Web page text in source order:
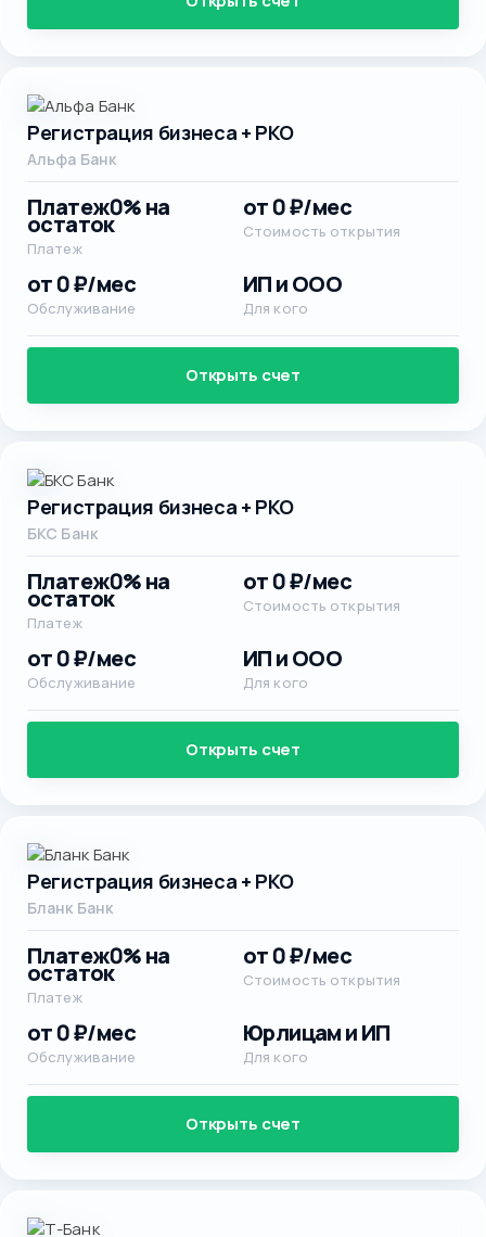
Регистрация бизнеса + РКО
Альфа Банк
Платеж0% на
остаток
Платеж
от 0 ₽/мес
Стоимость открытия
от 0 ₽/мес
Обслуживание
ИП и ООО
Для кого
Открыть счет
Регистрация бизнеса + РКО
БКС Банк
Платеж0% на
остаток
Платеж
от 0 ₽/мес
Стоимость открытия
от 0 ₽/мес
Обслуживание
ИП и ООО
Для кого
Открыть счет
Регистрация бизнеса + РКО
Бланк Банк
Платеж0% на
остаток
Платеж
от 0 ₽/мес
Стоимость открытия
от 0 ₽/мес
Обслуживание
Юрлицам и ИП
Для кого
Открыть счет